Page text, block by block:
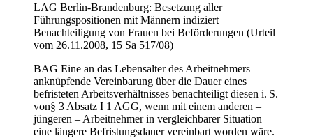
LAG Berlin-Brandenburg: Besetzung aller
Führungspositionen mit Männern indiziert
Benachteiligung von Frauen bei Beförderungen (Urteil
vom 26.11.2008, 15 Sa 517/08)
BAG Eine an das Lebensalter des Arbeitnehmers
anknüpfende Vereinbarung über die Dauer eines
befristeten Arbeitsverhältnisses benachteiligt diesen i. S.
von§ 3 Absatz I 1 AGG, wenn mit einem anderen –
jüngeren – Arbeitnehmer in vergleichbarer Situation
eine längere Befristungsdauer vereinbart worden wäre.